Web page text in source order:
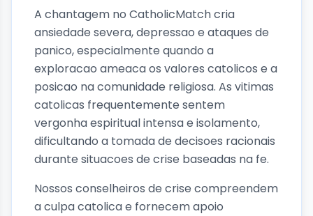
A chantagem no CatholicMatch cria
ansiedade severa, depressao e ataques de
panico, especialmente quando a
exploracao ameaca os valores catolicos e a
posicao na comunidade religiosa. As vitimas
catolicas frequentemente sentem
vergonha espiritual intensa e isolamento,
dificultando a tomada de decisoes racionais
durante situacoes de crise baseadas na fe.
Nossos conselheiros de crise compreendem
a culpa catolica e fornecem apoio